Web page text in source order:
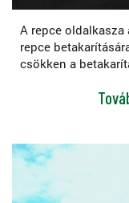
A repce
repce
csökken a